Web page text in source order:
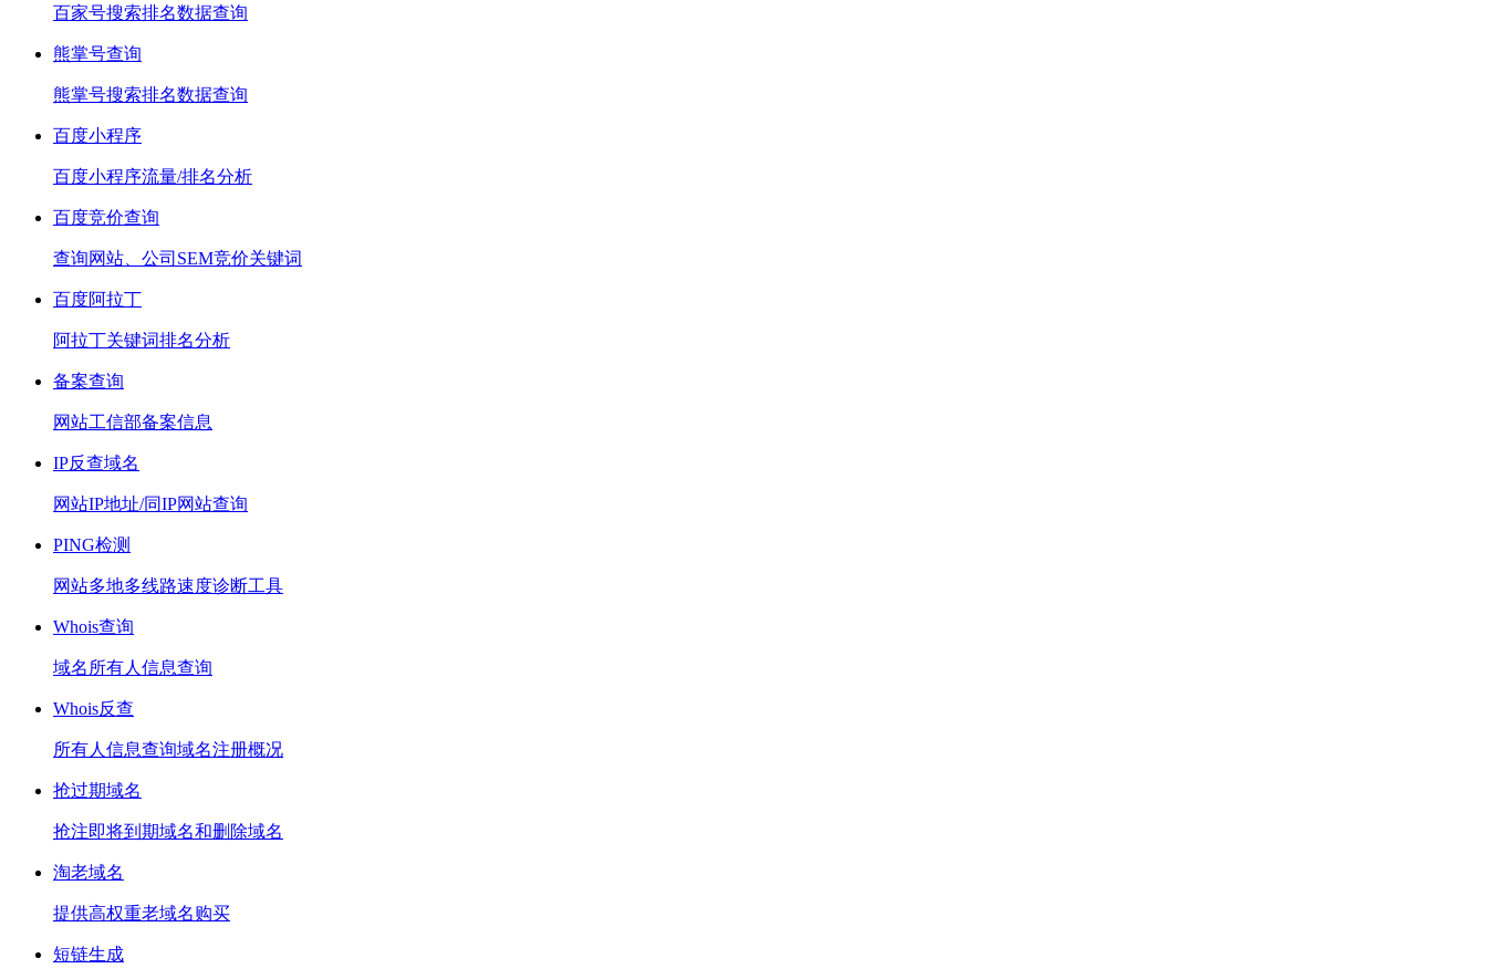
百家号搜索排名数据查询
熊掌号查询
熊掌号搜索排名数据查询
百度小程序
百度小程序流量/排名分析
百度竞价查询
查询网站、公司SEM竞价关键词
百度阿拉丁
阿拉丁关键词排名分析
备案查询
网站工信部备案信息
IP反查域名
网站IP地址/同IP网站查询
PING检测
网站多地多线路速度诊断工具
Whois查询
域名所有人信息查询
Whois反查
所有人信息查询域名注册概况
抢过期域名
抢注即将到期域名和删除域名
淘老域名
提供高权重老域名购买
短链生成